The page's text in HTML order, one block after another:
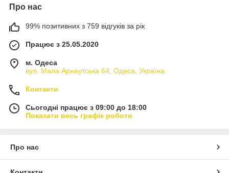
Про нас
99% позитивних з 759 відгуків за рік
Працює з 25.05.2020
м. Одеса
вул. Мала Арнаутська 64, Одеса, Україна
Контакти
Сьогодні працює з 09:00 до 18:00
Показати весь графік роботи
Про нас